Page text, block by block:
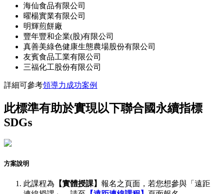
海仙食品有限公司
曜楊實業有限公司
明輝煎餅廠
豐年豐和企業(股)有限公司
真善美綠色健康生態農場股份有限公司
友賓食品工業有限公司
三福化工股份有限公司
詳細可參考領導力成功案例
此標準有助於實現以下聯合國永續指標
SDGs
方案說明
此課程為 【實體授課】 報名之頁面，若您想參與「遠距